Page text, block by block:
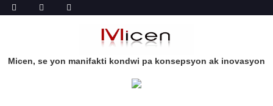
Micen, se yon manifakti kondwi pa konsepsyon ak inovasyon